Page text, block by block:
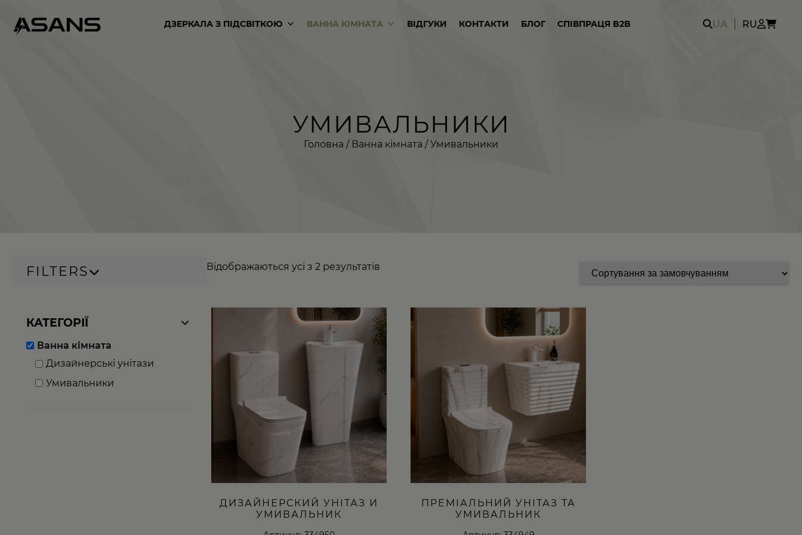
ДЗЕРКАЛА З ПІДСВІТКОЮ ВАННА КІМНАТА ВІДГУКИ КОНТАКТИ БЛОГ СПІВПРАЦЯ B2B UA RU
УМИВАЛЬНИКИ
Головна / Ванна кімната / Умивальники
FILTERS
КАТЕГОРІЇ
Ванна кімната
Дизайнерські унітази
Умивальники
Відображаються усі з 2 результатів
ДИЗАЙНЕРСКИЙ УНІТАЗ И
УМИВАЛЬНИК
ПРЕМІАЛЬНИЙ УНІТАЗ ТА
УМИВАЛЬНИК